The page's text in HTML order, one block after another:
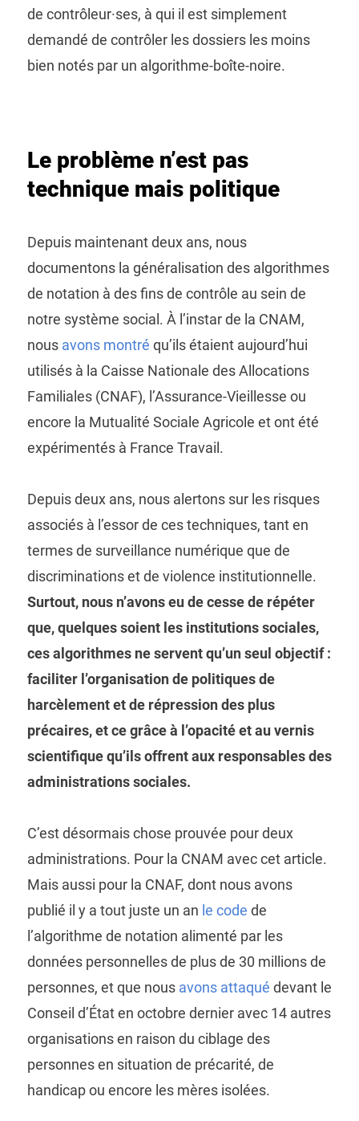
de contrôleur·ses, à qui il est simplement
demandé de contrôler les dossiers les moins
bien notés par un algorithme-boîte-noire.
Le problème n’est pas
technique mais politique
Depuis maintenant deux ans, nous
documentons la généralisation des algorithmes
de notation à des fins de contrôle au sein de
notre système social. À l’instar de la CNAM,
nous avons montré qu’ils étaient aujourd’hui
utilisés à la Caisse Nationale des Allocations
Familiales (CNAF), l’Assurance-Vieillesse ou
encore la Mutualité Sociale Agricole et ont été
expérimentés à France Travail.
Depuis deux ans, nous alertons sur les risques
associés à l’essor de ces techniques, tant en
termes de surveillance numérique que de
discriminations et de violence institutionnelle.
Surtout, nous n’avons eu de cesse de répéter
que, quelques soient les institutions sociales,
ces algorithmes ne servent qu’un seul objectif :
faciliter l’organisation de politiques de
harcèlement et de répression des plus
précaires, et ce grâce à l’opacité et au vernis
scientifique qu’ils offrent aux responsables des
administrations sociales.
C’est désormais chose prouvée pour deux
administrations. Pour la CNAM avec cet article.
Mais aussi pour la CNAF, dont nous avons
publié il y a tout juste un an le code de
l’algorithme de notation alimenté par les
données personnelles de plus de 30 millions de
personnes, et que nous avons attaqué devant le
Conseil d’État en octobre dernier avec 14 autres
organisations en raison du ciblage des
personnes en situation de précarité, de
handicap ou encore les mères isolées.